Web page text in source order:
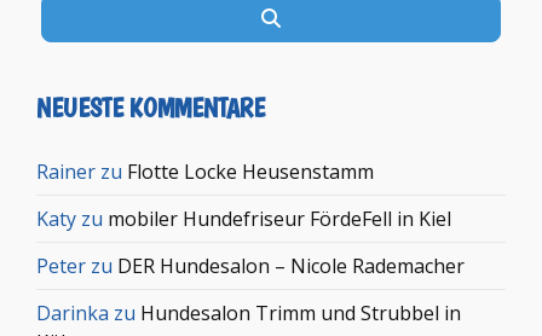
NEUESTE KOMMENTARE
Rainer zu Flotte Locke Heusenstamm
Katy zu mobiler Hundefriseur FördeFell in Kiel
Peter zu DER Hundesalon – Nicole Rademacher
Darinka zu Hundesalon Trimm und Strubbel in